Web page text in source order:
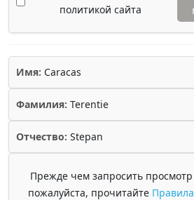
политикой сайта
Имя: Caracas
Фамилия: Terentie
Отчество: Stepan
Прежде чем запросить
пожалуйста, прочитайте